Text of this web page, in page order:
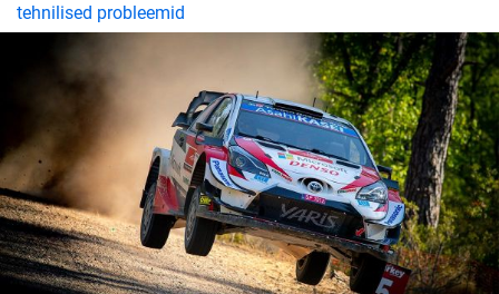
tehnilised probleemid